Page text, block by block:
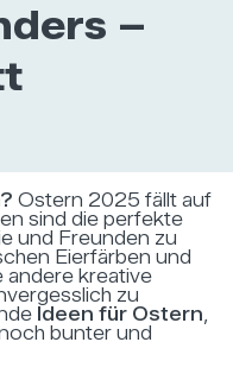
–
Ostern 2025 fällt auf
sind die perfekte
und Freunden zu
Eierfärben und
andere kreative
zu
Ideen für Ostern,
bunter und